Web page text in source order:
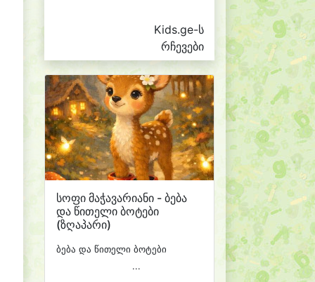
Kids.ge-ს
რჩევები
სოფი მაჭავარიანი - ბება
და წითელი ბოტები
(ზღაპარი)
ბება და წითელი ბოტები
...